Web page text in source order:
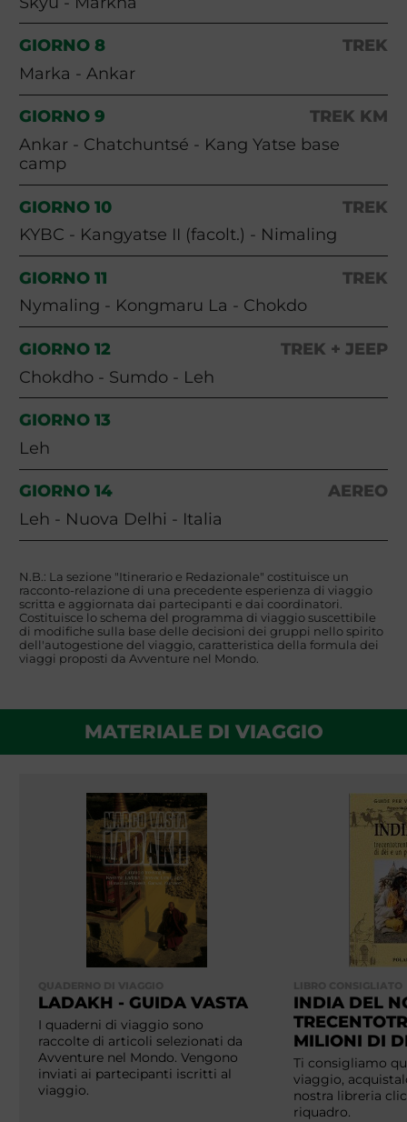
GIORNO 8
TREK
Marka - Ankar
GIORNO 9
TREK KM
Ankar - Chatchuntsé - Kang Yatse base
camp
GIORNO 10
TREK
KYBC - Kangyatse II (facolt.) - Nimaling
GIORNO 11
TREK
Nymaling - Kongmaru La - Chokdo
GIORNO 12
TREK + JEEP
Chokdho - Sumdo - Leh
GIORNO 13
Leh
GIORNO 14
AEREO
Leh - Nuova Delhi - Italia
N.B.: La sezione "Itinerario e Redazionale" costituisce un
racconto-relazione di una precedente esperienza di viaggio
scritta e aggiornata dai partecipanti e dai coordinatori.
Costituisce lo schema del programma di viaggio suscettibile
di modifiche sulla base delle decisioni dei gruppi nello spirito
dell'autogestione del viaggio, caratteristica della formula dei
viaggi proposti da Avventure nel Mondo.
MATERIALE DI VIAGGIO
LADAKH - GUIDA VASTA
I quaderni di viaggio sono
raccolte di articoli selezionati da
Avventure nel Mondo. Vengono
inviati ai partecipanti iscritti al
viaggio.
INDIA DEL
MILIONI DI
Ti consigliamo
viaggio,
nostra libreria
riquadro.